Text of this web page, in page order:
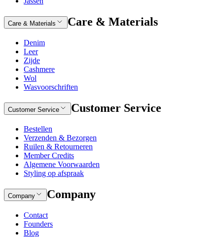
Care & Materials Care & Materials
Denim
Leer
Zijde
Cashmere
Wol
Wasvoorschriften
Customer Service Customer Service
Bestellen
Verzenden & Bezorgen
Ruilen & Retourneren
Member Credits
Algemene Voorwaarden
Styling op afspraak
Company Company
Contact
Founders
Blog